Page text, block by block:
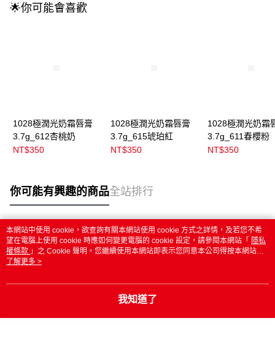
🌟你可能會喜歡
1028極潤光奶霜唇膏
3.7g_612杏桃奶
NT$350
1028極潤光奶霜唇膏
3.7g_615琥珀紅
NT$350
1028極潤光奶霜
3.7g_611春櫻粉
NT$350
你可能有興趣的商品全站排行
熱門標籤
本網站中使用 cookie，欲查詢有關本網站使用 cookie 方式之詳情，及若您不希
望在電腦上使用 cookie 時應如何變更電腦的 cookie 設定，請參閱本網站「 隱私
權條款 」之 Cookie 聲明。您繼續使用本網站即表示您同意本公司得按本網站使
用條款之 Cookie 聲明使用 cookie。
了解更多 >
我知道了